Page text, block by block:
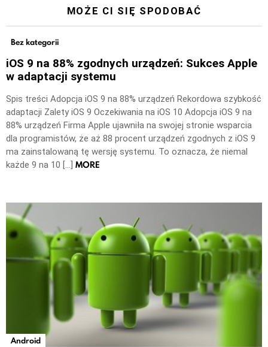
MOŻE CI SIĘ SPODOBAĆ
Bez kategorii
iOS 9 na 88% zgodnych urządzeń: Sukces Apple
w adaptacji systemu
Spis treści Adopcja iOS 9 na 88% urządzeń Rekordowa szybkość
adaptacji Zalety iOS 9 Oczekiwania na iOS 10 Adopcja iOS 9 na
88% urządzeń Firma Apple ujawniła na swojej stronie wsparcia
dla programistów, że aż 88 procent urządzeń zgodnych z iOS 9
ma zainstalowaną tę wersję systemu. To oznacza, że niemal
każde 9 na 10 […] MORE
Android